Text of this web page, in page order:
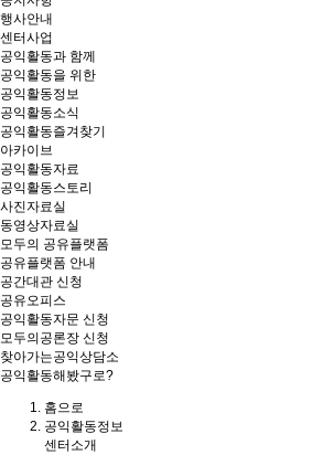
행사안내
센터사업
공익활동과 함께
공익활동을 위한
공익활동정보
공익활동소식
공익활동즐겨찾기
아카이브
공익활동자료
공익활동스토리
사진자료실
동영상자료실
모두의 공유플랫폼
공유플랫폼 안내
공간대관 신청
공유오피스
공익활동자문 신청
모두의공론장 신청
찾아가는공익상담소
공익활동해봤구로?
홈으로
공익활동정보
센터소개